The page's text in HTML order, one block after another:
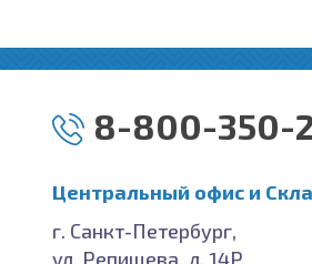
8-800-350-
Центральный офис и
г. Санкт-Петербург,
ул. Репищева, д. 14Р